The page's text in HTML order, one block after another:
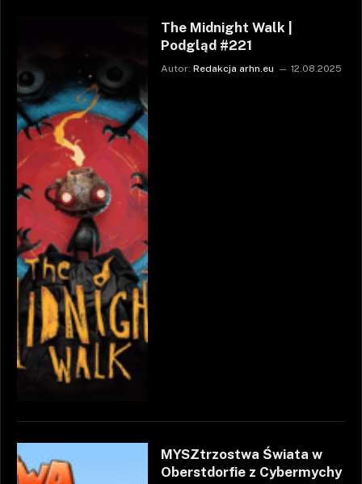
The Midnight Walk |
Podgląd #221
Autor: Redakcja arhn.eu 12.08.2025
MYSZtrzostwa Świata w
Oberstdorfie z Cybermychy